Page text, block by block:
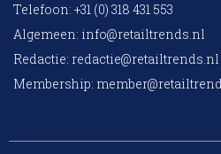
Telefoon: +31 (0) 318 431 553
Algemeen: info@retailtrends.nl
Redactie: redactie@retailtrends.nl
Membership: